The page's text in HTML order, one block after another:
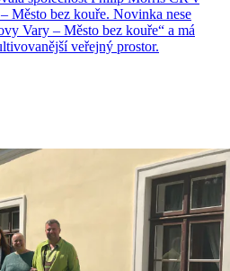
Město bez kouře. Novinka nese
Vary – Město bez kouře“ a má
veřejný prostor.